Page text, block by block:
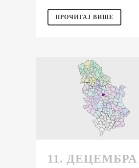
ПРОЧИТАЈ ВИШЕ
11. ДЕЦЕМБРА